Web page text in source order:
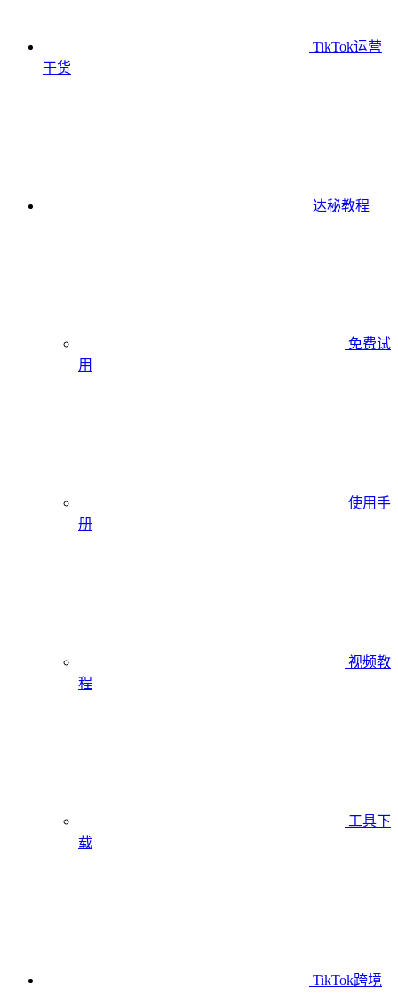
TikTok运营
干货
达秘教程
免费试
用
使用手
册
视频教
程
工具下
载
TikTok跨境